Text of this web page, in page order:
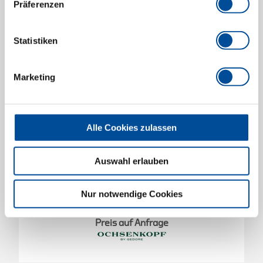
Präferenzen
Statistiken
Marketing
Alle Cookies zulassen
Auswahl erlauben
Nur notwendige Cookies
Rindenschäler schwere Ausführung
Preis auf Anfrage